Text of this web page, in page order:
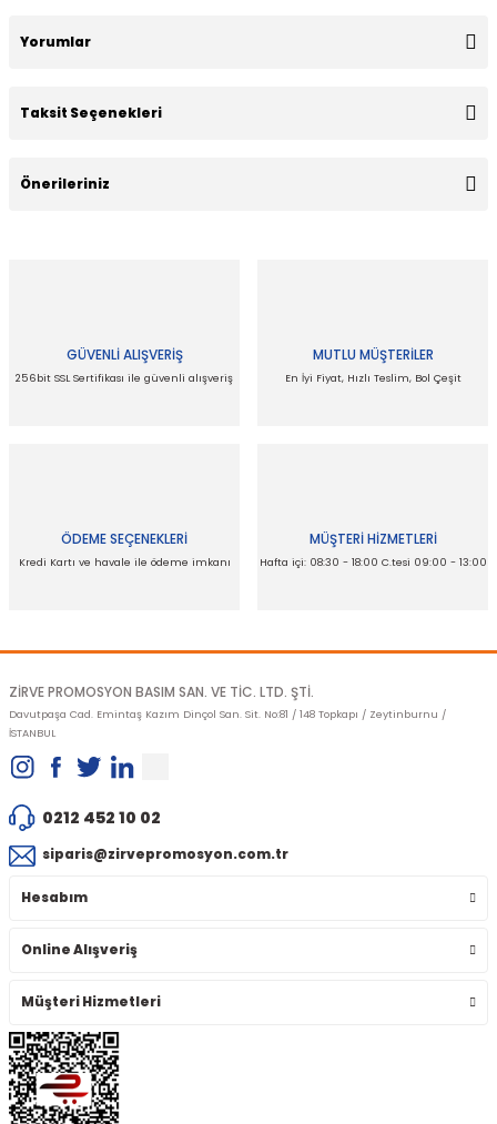
Yorumlar
Taksit Seçenekleri
Önerileriniz
Ürün resmi kalitesiz, bozuk veya görüntülenemiyor.
GÜVENLİ ALIŞVERİŞ
256bit SSL Sertifikası ile güvenli alışveriş
MUTLU MÜŞTERİLER
En İyi Fiyat, Hızlı Teslim, Bol Çeşit
ÖDEME SEÇENEKLERİ
Kredi Kartı ve havale ile ödeme imkanı
MÜŞTERİ HİZMETLERİ
Hafta içi: 08:30 - 18:00 C.tesi 09:00 - 13:00
ZİRVE PROMOSYON BASIM SAN. VE TİC. LTD. ŞTİ.
Davutpaşa Cad. Emintaş Kazım Dinçol San. Sit. No:81 / 148 Topkapı / Zeytinburnu /
İSTANBUL
0212 452 10 02
siparis@zirvepromosyon.com.tr
Hesabım
Online Alışveriş
Müşteri Hizmetleri